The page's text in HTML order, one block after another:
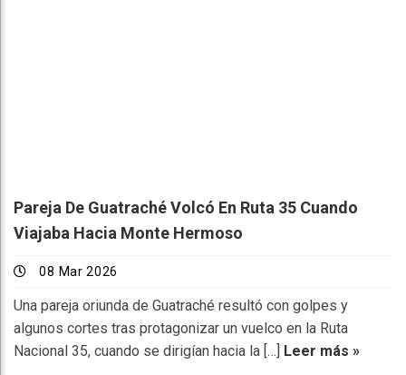
Pareja De Guatraché Volcó En Ruta 35 Cuando
Viajaba Hacia Monte Hermoso
08 Mar 2026
Una pareja oriunda de Guatraché resultó con golpes y
algunos cortes tras protagonizar un vuelco en la Ruta
Nacional 35, cuando se dirigían hacia la […] Leer más »